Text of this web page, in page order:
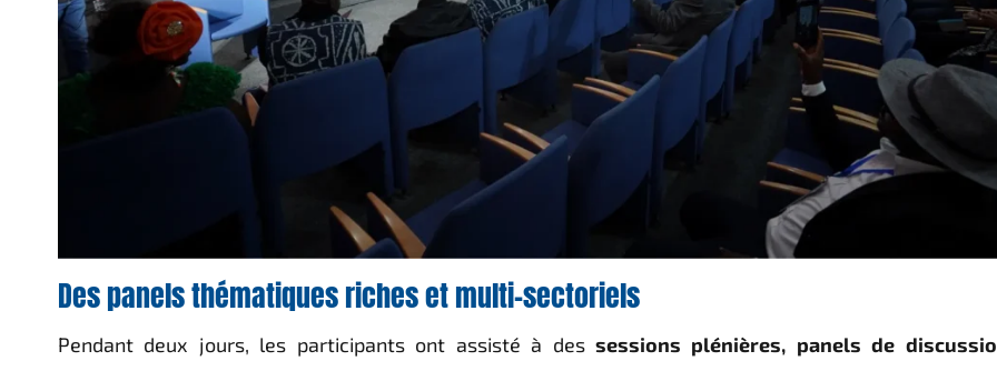
Des panels thématiques riches et multi-sectoriels
Pendant deux jours, les participants ont assisté à des sessions plénières, panels de